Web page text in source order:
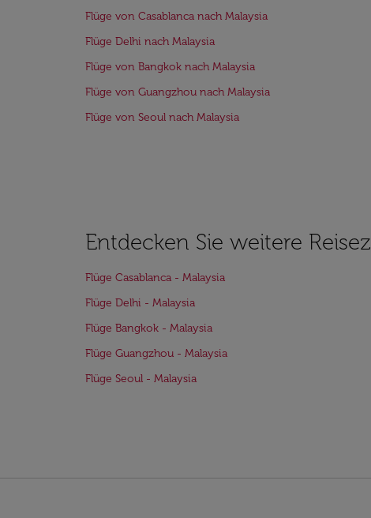
Flüge von Casablanca nach Malaysia
Flüge Delhi nach Malaysia
Flüge von Bangkok nach Malaysia
Flüge von Guangzhou nach Malaysia
Flüge von Seoul nach Malaysia
Entdecken Sie weitere
Flüge Casablanca - Malaysia
Flüge Delhi - Malaysia
Flüge Bangkok - Malaysia
Flüge Guangzhou - Malaysia
Flüge Seoul - Malaysia